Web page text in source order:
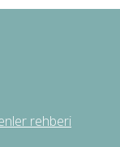
rehberi